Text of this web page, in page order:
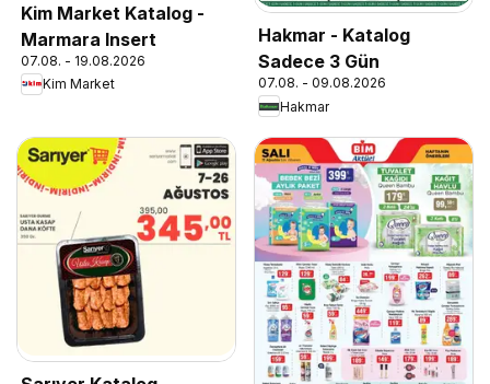
Kim Market Katalog -
Marmara Insert
07.08. - 19.08.2026
Kim Market
Hakmar - Katalog
Sadece 3 Gün
07.08. - 09.08.2026
Hakmar